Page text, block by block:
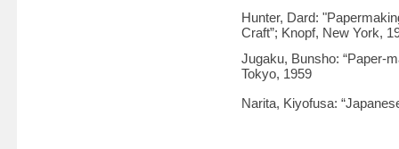
Hunter, Dard:
Craft”; Knopf, New York,
Jugaku, Bunsho: “Paper-
Tokyo, 1959
Narita, Kiyofusa: